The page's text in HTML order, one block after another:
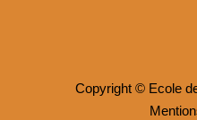
Copyright © Ecole